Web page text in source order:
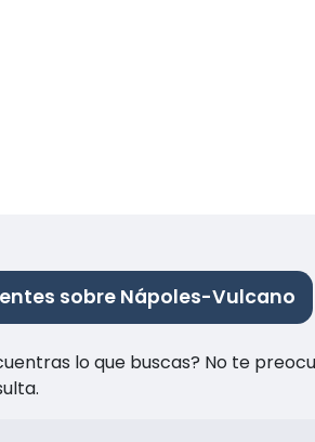
sobre Nápoles-Vulcano
lo que buscas? No te